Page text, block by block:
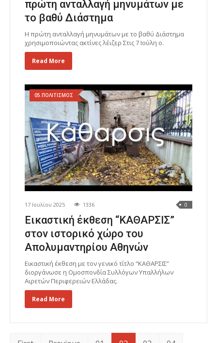
πρώτη ανταλλαγή μηνυμάτων με
το βαθύ Διάστημα
Η πρώτη ανταλλαγή μηνυμάτων με το βαθύ Διάστημα
χρησιμοποιώντας ακτίνες λέιζερ Στις 7 Ιούλη ο.
Read More
05.ΠΟΛΙΤΙΣΜΟΣ
17 Ιουλίου 2025 1336 0
Εικαστική έκθεση “ΚΑΘΑΡΣΙΣ”
στον ιστορικό χώρο του
Απολυμαντηρίου Αθηνών
Εικαστική έκθεση με τον γενικό τίτλο “ΚΑΘΑΡΣΙΣ”
διοργάνωσε η Ομοσπονδία Συλλόγων Υπαλλήλων
Αιρετών Περιφερειών Ελλάδας.
Read More